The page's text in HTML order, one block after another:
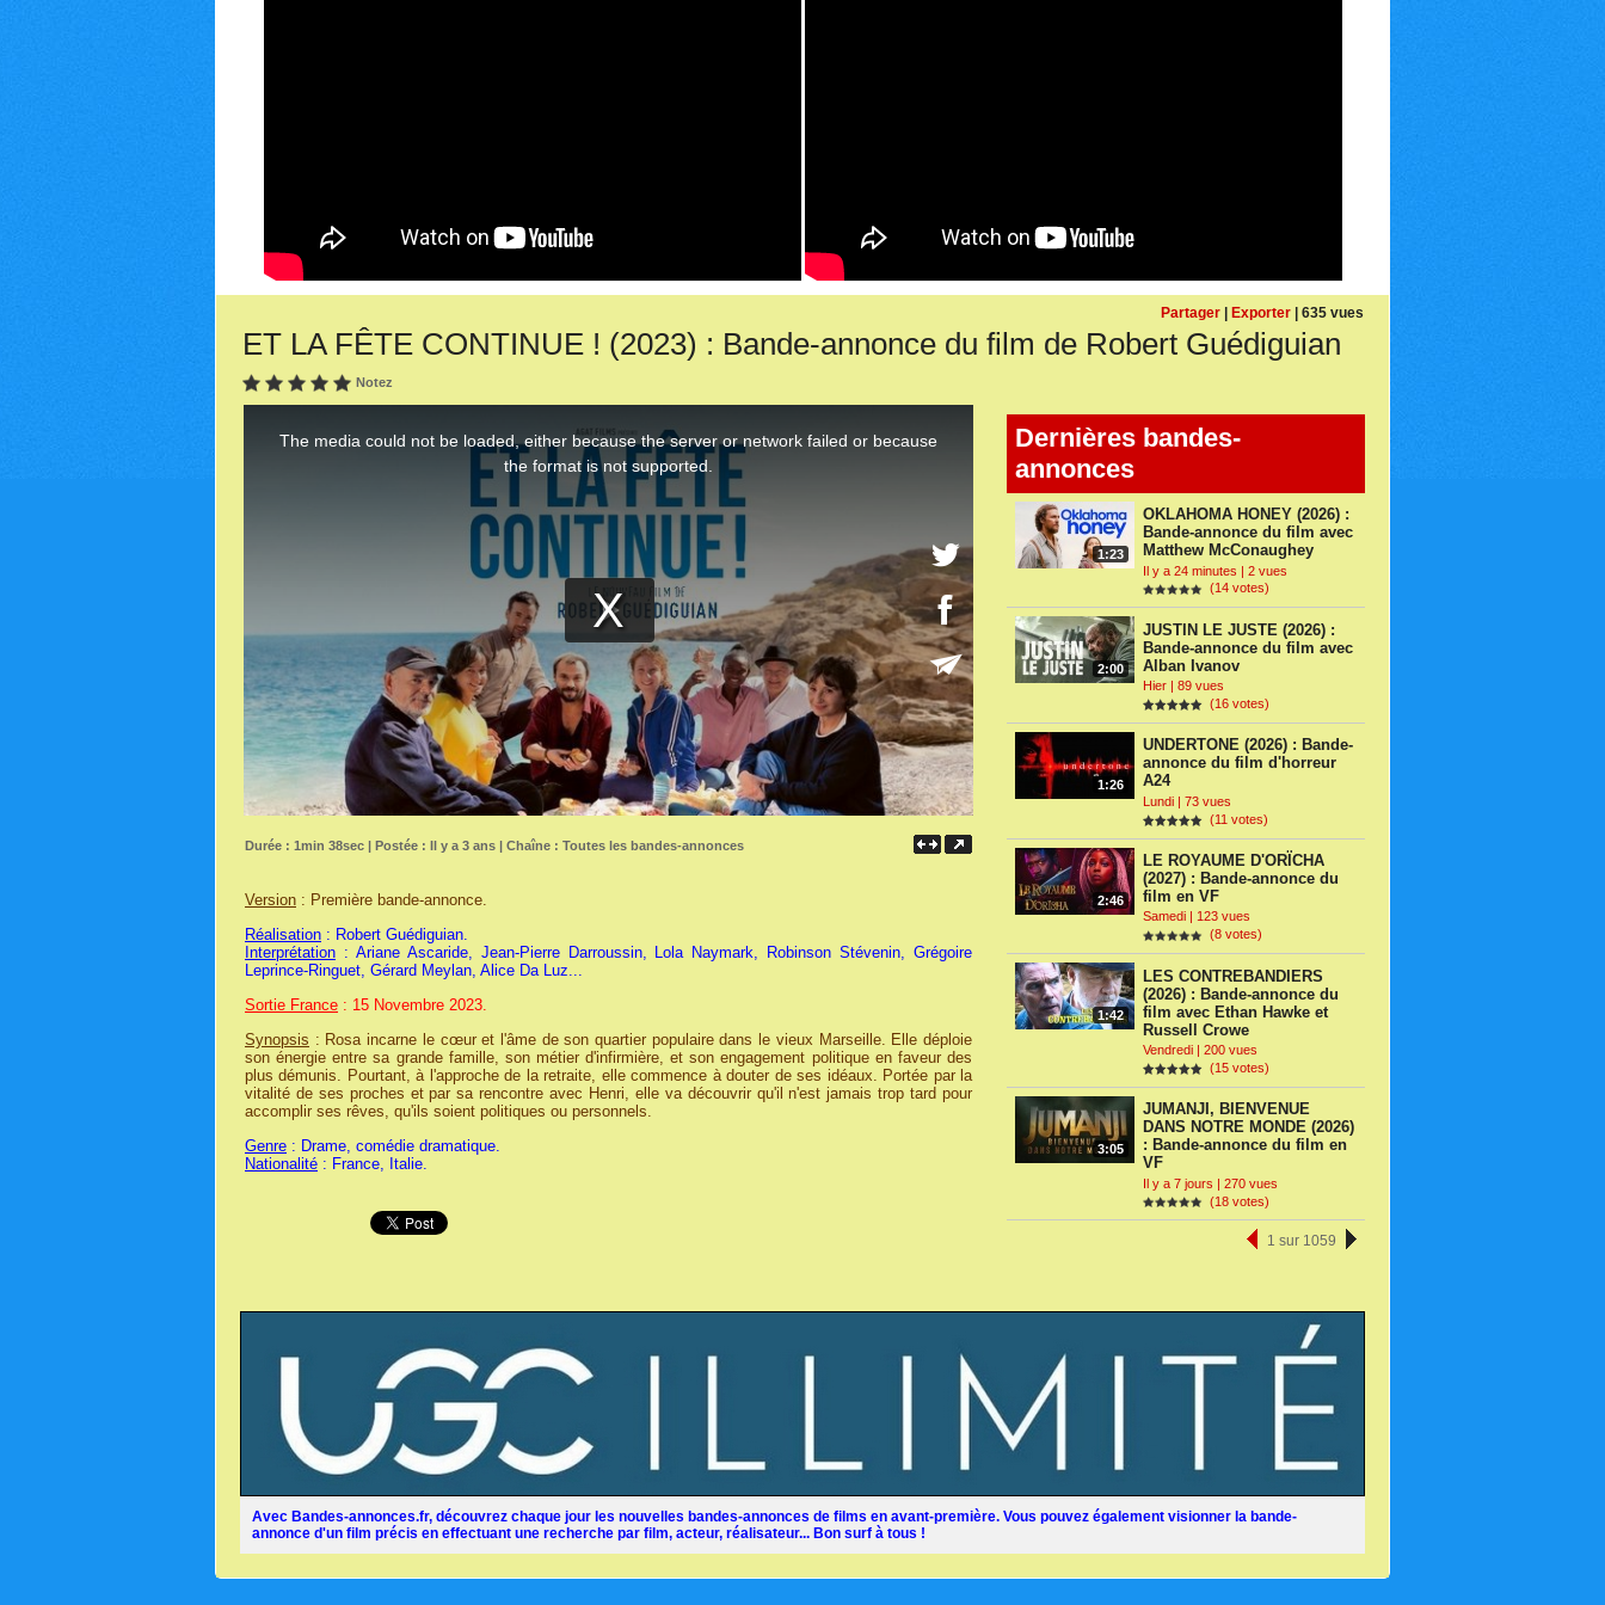
Partager | Exporter | 635 vues
ET LA FÊTE CONTINUE ! (2023) : Bande-annonce du film de Robert Guédiguian
Notez
Dernières bandes-
annonces
1:23
OKLAHOMA HONEY (2026) :
Bande-annonce du film avec
Matthew McConaughey
Il y a 24 minutes | 2 vues
(14 votes)
2:00
JUSTIN LE JUSTE (2026) :
Bande-annonce du film avec
Alban Ivanov
Hier | 89 vues
(16 votes)
1:26
UNDERTONE (2026) : Bande-
annonce du film d'horreur
A24
Lundi | 73 vues
(11 votes)
2:46
LE ROYAUME D'ORÏCHA
(2027) : Bande-annonce du
film en VF
Samedi | 123 vues
(8 votes)
1:42
LES CONTREBANDIERS
(2026) : Bande-annonce du
film avec Ethan Hawke et
Russell Crowe
Vendredi | 200 vues
(15 votes)
3:05
JUMANJI, BIENVENUE
DANS NOTRE MONDE (2026)
: Bande-annonce du film en
VF
Il y a 7 jours | 270 vues
(18 votes)
1 sur 1059
Durée : 1min 38sec | Postée : Il y a 3 ans | Chaîne : Toutes les bandes-annonces
Version : Première bande-annonce.
Réalisation : Robert Guédiguian.
Interprétation : Ariane Ascaride, Jean-Pierre Darroussin, Lola Naymark, Robinson Stévenin, Grégoire
Leprince-Ringuet, Gérard Meylan, Alice Da Luz...
Sortie France : 15 Novembre 2023.
Synopsis : Rosa incarne le cœur et l'âme de son quartier populaire dans le vieux Marseille. Elle déploie
son énergie entre sa grande famille, son métier d'infirmière, et son engagement politique en faveur des
plus démunis. Pourtant, à l'approche de la retraite, elle commence à douter de ses idéaux. Portée par la
vitalité de ses proches et par sa rencontre avec Henri, elle va découvrir qu'il n'est jamais trop tard pour
accomplir ses rêves, qu'ils soient politiques ou personnels.
Genre : Drame, comédie dramatique.
Nationalité : France, Italie.
Avec Bandes-annonces.fr, découvrez chaque jour les nouvelles bandes-annonces de films en avant-première. Vous pouvez également visionner la bande-
annonce d'un film précis en effectuant une recherche par film, acteur, réalisateur... Bon surf à tous !